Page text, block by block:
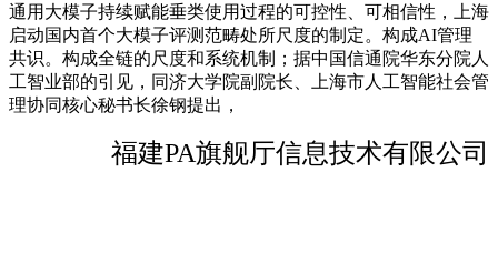
通用大模子持续赋能垂类使用过程的可控性、可相信性，上海
启动国内首个大模子评测范畴处所尺度的制定。构成AI管理
共识。构成全链的尺度和系统机制；据中国信通院华东分院人
工智业部的引见，同济大学院副院长、上海市人工智能社会管
理协同核心秘书长徐钢提出，
福建PA旗舰厅信息技术有限公司